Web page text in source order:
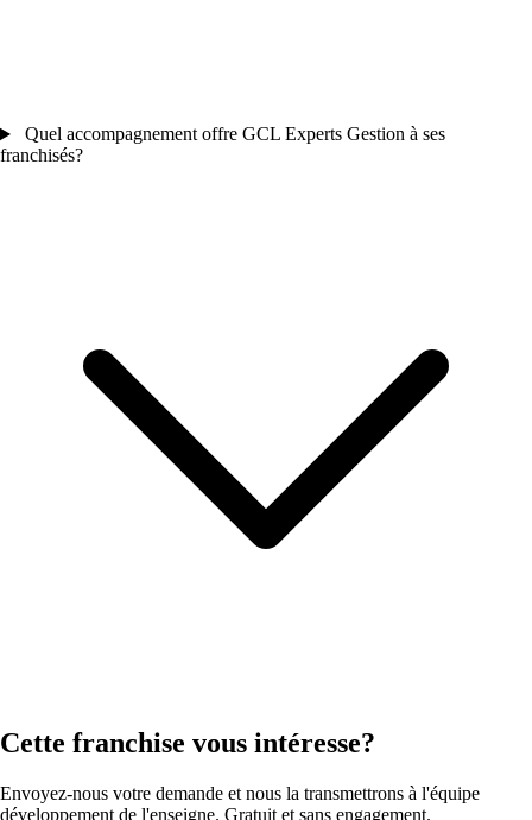
Quel accompagnement offre GCL Experts Gestion à ses
franchisés?
Cette franchise vous intéresse?
Envoyez-nous votre demande et nous la transmettrons à l'équipe
développement de l'enseigne. Gratuit et sans engagement.